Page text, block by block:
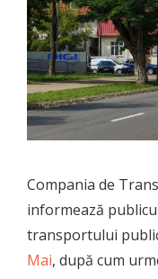
Compania de
informează
transportului
Mai, după cum